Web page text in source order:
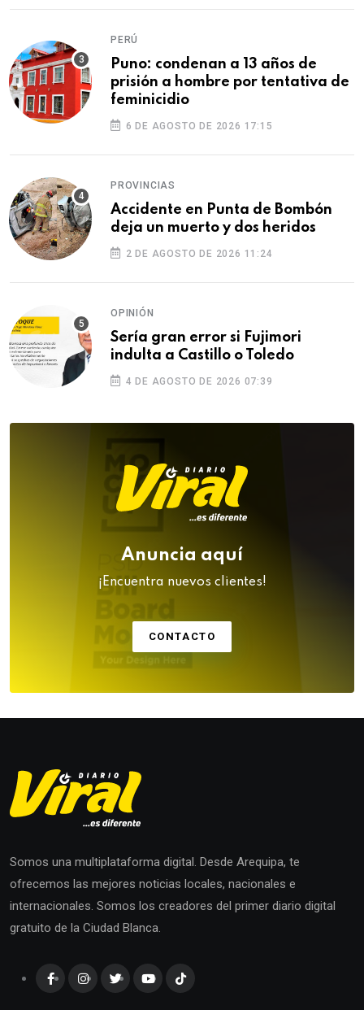
PERÚ
Puno: condenan a 13 años de
prisión a hombre por tentativa de
feminicidio
6 DE AGOSTO DE 2026 17:15
PROVINCIAS
Accidente en Punta de Bombón
deja un muerto y dos heridos
2 DE AGOSTO DE 2026 11:24
OPINIÓN
Sería gran error si Fujimori
indulta a Castillo o Toledo
4 DE AGOSTO DE 2026 07:39
Anuncia aquí
¡Encuentra nuevos clientes!
CONTACTO
Somos una multiplataforma digital. Desde Arequipa, te
ofrecemos las mejores noticias locales, nacionales e
internacionales. Somos los creadores del primer diario digital
gratuito de la Ciudad Blanca.